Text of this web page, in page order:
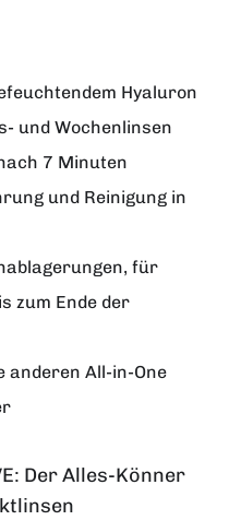
Hyaluron
und Wochenlinsen
7 Minuten
und Reinigung in
für
zum Ende der
anderen All-in-One
Der Alles-Könner